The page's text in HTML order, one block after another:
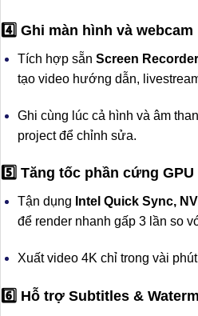
4️⃣ Ghi màn hình và webcam
Tích hợp sẵn Screen
tạo video hướng dẫn,
Ghi cùng lúc cả hình và âm
project để chỉnh sửa.
5️⃣ Tăng tốc phần cứng GPU
Tận dụng Intel Quick Sync,
để render nhanh gấp 3 lần so
Xuất video 4K chỉ trong vài
6️⃣ Hỗ trợ Subtitles &